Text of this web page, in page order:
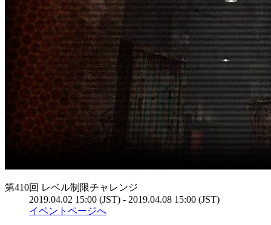
第410回 レベル制限チャレンジ
2019.04.02 15:00 (JST) - 2019.04.08 15:00 (JST)
イベントページへ